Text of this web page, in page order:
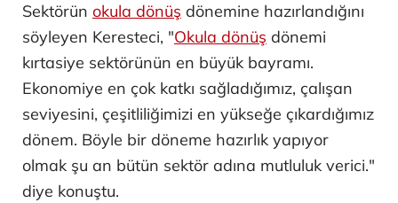
Sektörün okula dönüş dönemine hazırlandığını
söyleyen Keresteci, "Okula dönüş dönemi
kırtasiye sektörünün en büyük bayramı.
Ekonomiye en çok katkı sağladığımız, çalışan
seviyesini, çeşitliliğimizi en yükseğe çıkardığımız
dönem. Böyle bir döneme hazırlık yapıyor
olmak şu an bütün sektör adına mutluluk verici."
diye konuştu.